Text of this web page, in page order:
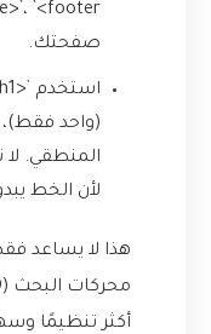
صفحتك.
لأن الخط
هذا لا يساعد
أكثر تنظيمًا